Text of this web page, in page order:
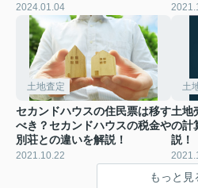
2024.01.04
土地査定
セカンドハウスの住民票は移す
べき？セカンドハウスの税金や
別荘との違いを解説！
2021.10.22
土
土地
の計
説！
もっと見